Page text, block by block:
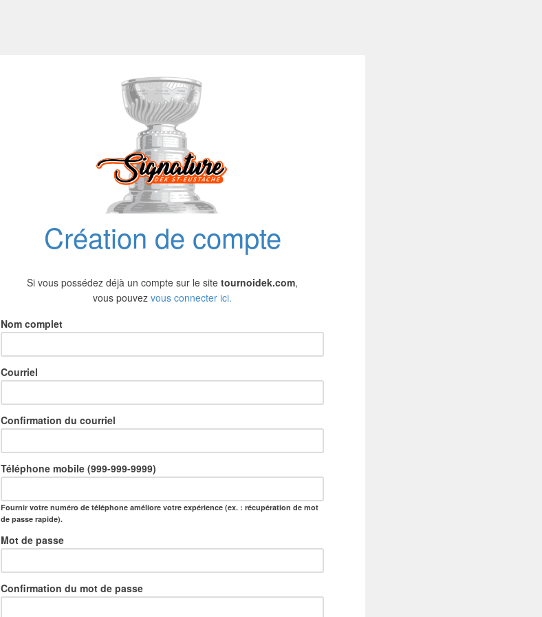
Création de compte
Si vous possédez déjà un compte sur le site tournoidek.com,
vous pouvez vous connecter ici.
Nom complet
Courriel
Confirmation du courriel
Téléphone mobile (999-999-9999)
Fournir votre numéro de téléphone améliore votre expérience (ex. : récupération de mot
de passe rapide).
Mot de passe
Confirmation du mot de passe